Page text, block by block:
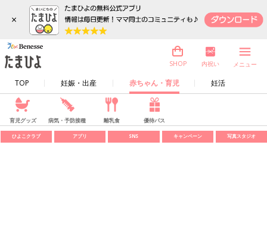
×
TOP 妊娠・出産 赤ちゃん・育児 妊活
SHOP 内祝い メニュー
育児グッズ 病気・予防接種 離乳食 優待パス
ひよこクラブ アプリ SNS キャンペーン 写真スタジオ